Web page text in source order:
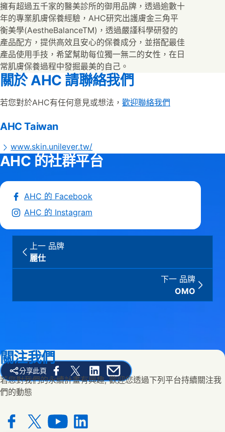
擁有超過五千家的醫美診所的御用品牌，透過逾數十
年的專業肌膚保養經驗，AHC研究出護膚金三角平
衡美學(AestheBalanceTM)，透過嚴謹科學研發的
產品配方，提供高效且安心的保養成分，並搭配最佳
產品使用手技，希望幫助每位獨一無二的女性，在日
常肌膚保養過程中發掘最美的自己。
關於 AHC 請聯絡我們
若您對於AHC有任何意見或想法， 歡迎聯絡我們
AHC Taiwan
www.skin.unilever.tw/
AHC 的社群平台
AHC 的 Facebook
AHC 的 Instagram
上一 品牌
麗仕
下一 品牌
OMO
分享此頁
Share this page on Facebook
Share this page on X
Share this page on Linked In
Share this page on E-mail
關注我們
若您對我們的永續計畫有興趣, 歡迎您透過下列平台持續關注我
們的動態